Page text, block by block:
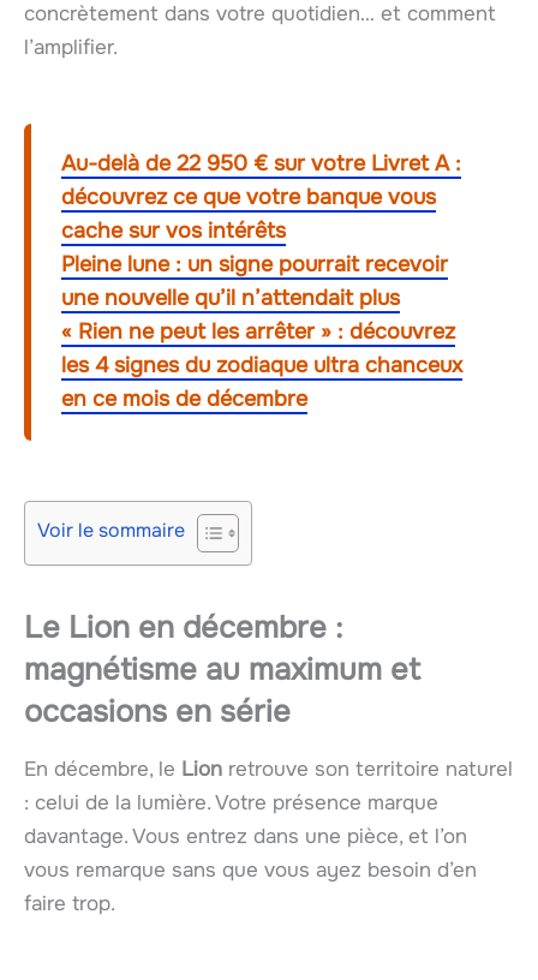
concrètement dans votre quotidien… et comment
l’amplifier.
Au-delà de 22 950 € sur votre Livret A :
découvrez ce que votre banque vous
cache sur vos intérêts
Pleine lune : un signe pourrait recevoir
une nouvelle qu’il n’attendait plus
« Rien ne peut les arrêter » : découvrez
les 4 signes du zodiaque ultra chanceux
en ce mois de décembre
Voir le sommaire
Le Lion en décembre :
magnétisme au maximum et
occasions en série
En décembre, le Lion retrouve son territoire naturel
: celui de la lumière. Votre présence marque
davantage. Vous entrez dans une pièce, et l’on
vous remarque sans que vous ayez besoin d’en
faire trop.